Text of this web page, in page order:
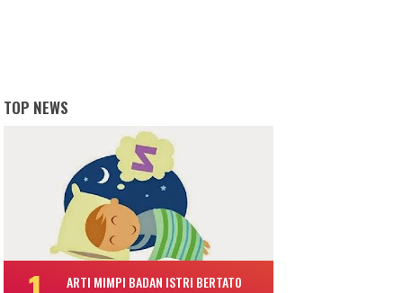
TOP NEWS
ARTI MIMPI BADAN ISTRI BERTATO